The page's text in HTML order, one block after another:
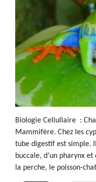
Biologie Cellullaire :
Mammifère. Chez les
tube digestif est simple.
buccale, d’un pharynx
la perche, le poisson-